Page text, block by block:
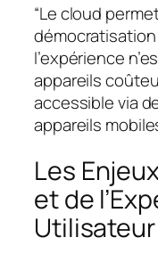
“Le cloud
l’expérience
appareils
accessible via
appareils
Les
et de
Utilisateur